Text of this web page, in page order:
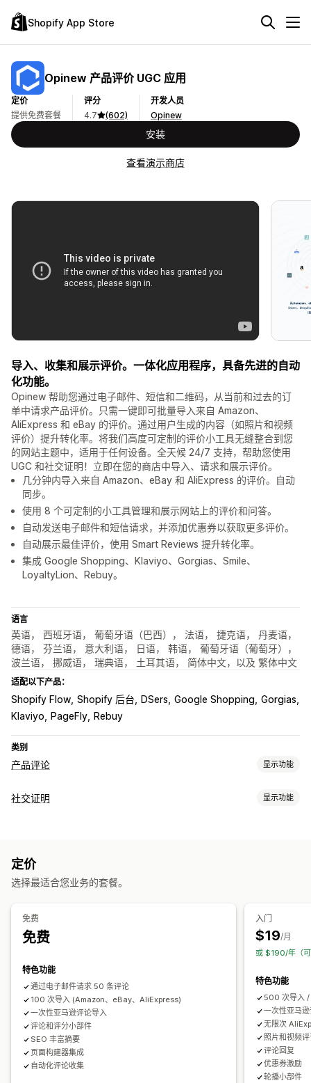
Shopify App Store
Opinew 产品评价 UGC 应用
定价
提供免费套餐
评分
4.7
(602)
开发人员
Opinew
安装
查看演示商店
导入、收集和展示评价。一体化应用程序，具备先进的自动
化功能。
Opinew 帮助您通过电子邮件、短信和二维码，从当前和过去的订
单中请求产品评价。只需一键即可批量导入来自 Amazon、
AliExpress 和 eBay 的评价。通过用户生成的内容（如照片和视频
评价）提升转化率。将我们高度可定制的评价小工具无缝整合到您
的网站主题中，适用于任何设备。全天候 24/7 支持，帮助您使用
UGC 和社交证明！立即在您的商店中导入、请求和展示评价。
几分钟内导入来自 Amazon、eBay 和 AliExpress 的评价。自动
同步。
使用 8 个可定制的小工具管理和展示网站上的评价和问答。
自动发送电子邮件和短信请求，并添加优惠券以获取更多评价。
自动展示最佳评价，使用 Smart Reviews 提升转化率。
集成 Google Shopping、Klaviyo、Gorgias、Smile、
LoyaltyLion、Rebuy。
语言
英语， 西班牙语， 葡萄牙语（巴西）， 法语， 捷克语， 丹麦语，
德语， 芬兰语， 意大利语， 日语， 韩语， 葡萄牙语（葡萄牙），
波兰语， 挪威语， 瑞典语， 土耳其语， 简体中文，以及 繁体中文
适配以下产品：
Shopify Flow Shopify 后台 DSers Google Shopping Gorgias
Klaviyo
PageFly Rebuy
类别
产品评论 显示功能
展示选项
收集评论的方式
评论分发
社交证明 显示功能
分析
互动跟踪
定价
选择最适合您业务的套餐。
免费
免费
特色功能
通过电子邮件请求 50 条评论
100 次导入 (Amazon、eBay、AliExpress)
一次性亚马逊评论导入
评论和评分小部件
SEO 丰富摘要
页面构建器集成
自动化评论收集
入门
$19/月
或 $190/年（
特色功能
500 次导入 /
一次性亚马
无限次
照片和视频
评论回复
优惠券激励
轮播小部件